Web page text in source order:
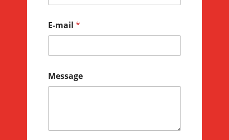
E-mail *
Message